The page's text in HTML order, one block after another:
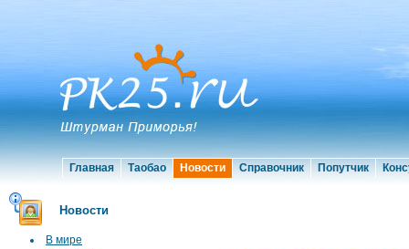
Главная Таобао Новости Справочник Попутчик
Новости
В мире